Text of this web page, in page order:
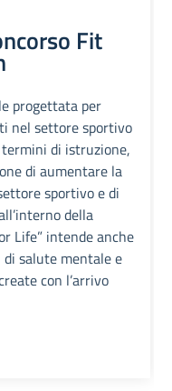
Fit
progettata per
nel settore sportivo
di istruzione,
di aumentare la
sportivo e di
della
Life” intende anche
salute mentale e
con l’arrivo